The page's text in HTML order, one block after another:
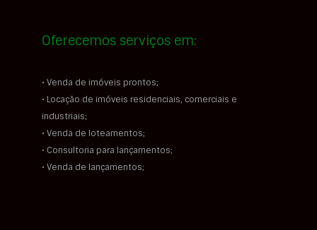
Oferecemos serviços em:
• Venda de imóveis prontos;
• Locação de imóveis residenciais, comerciais e
industriais;
• Venda de loteamentos;
• Consultoria para lançamentos;
• Venda de lançamentos;